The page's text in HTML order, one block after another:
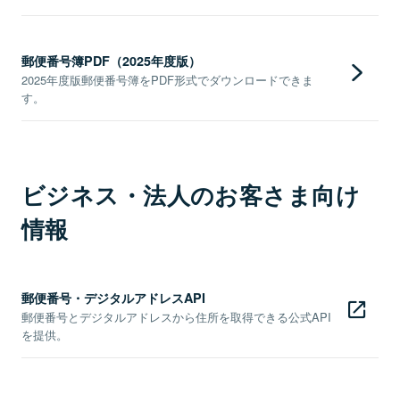
郵便番号簿PDF（2025年度版）
2025年度版郵便番号簿をPDF形式でダウンロードできま
す。
ビジネス・法人のお客さま向け
情報
郵便番号・デジタルアドレスAPI
郵便番号とデジタルアドレスから住所を取得できる公式API
を提供。